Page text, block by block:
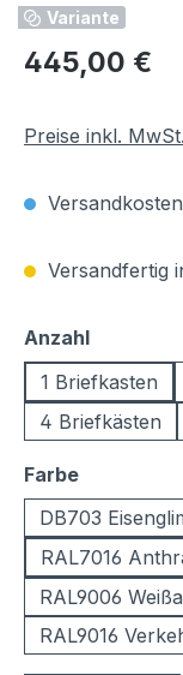
Variante
Regulärer Preis:
445,00 €
Preise inkl.
Versandfertig
Anzahl
1 Briefkasten
4 Briefkästen
Farbeauswählen
DB703
RAL7016
RAL9006
RAL9016